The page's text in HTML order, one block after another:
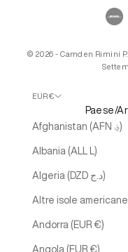
© 2026 - Camden Rimini
EUR €
Paese/
Afghanistan (AFN ؋)
Albania (ALL L)
Algeria (DZD د.ج)
Altre isole
Andorra (EUR €)
Angola (EUR €)